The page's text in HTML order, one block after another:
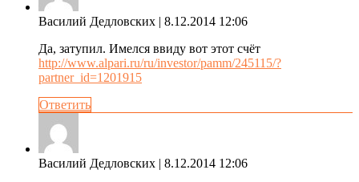
Василий Дедловских | 8.12.2014 12:06
Да, затупил. Имелся ввиду вот этот счёт
http://www.alpari.ru/ru/investor/pamm/245115/?
partner_id=1201915
Ответить
Василий Дедловских | 8.12.2014 12:06